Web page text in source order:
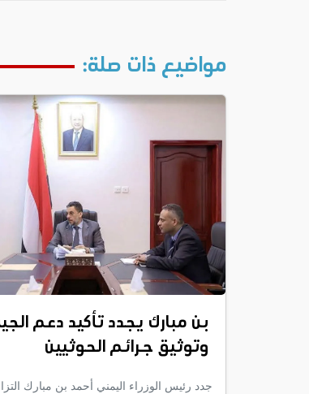
مواضيع ذات صلة:
بن مبارك يجدد تأكيد دعم
وتوثيق جرائم الحوثيين
جدد رئيس الوزراء اليمني أحمد بن مبارك